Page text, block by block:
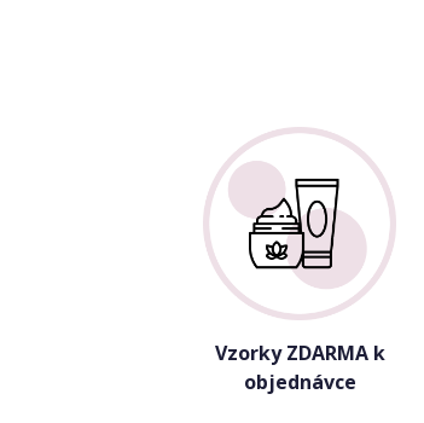
Vzorky ZDARMA k
objednávce